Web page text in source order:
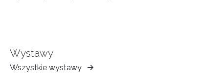
Wystawy
Wszystkie wystawy
Muzeum